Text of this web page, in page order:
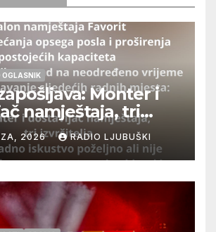
OGLASNIK
Monter i
namještaja, tri
2026 RADIO LJUBUŠKI